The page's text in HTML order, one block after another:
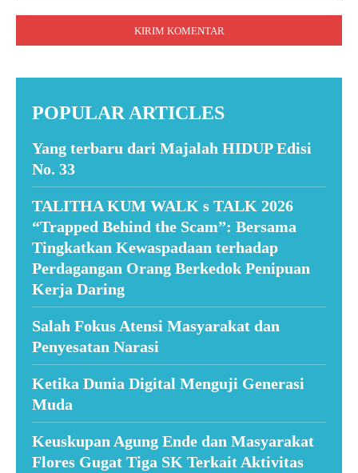
POPULAR ARTICLES
Yang terbaru dari Majalah HIDUP Edisi
No. 33
TALITHA KUM WALK s TALK 2026
“Trapped Behind the Scam”: Bersama
Tingkatkan Kewaspadaan terhadap
Perdagangan Orang Berkedok Penipuan
Kerja Daring
Salah Fokus Atensi Masyarakat dan
Penyesatan Narasi
Ketika Dunia Digital Menguji Generasi
Muda
Keuskupan Agung Ende dan Masyarakat
Flores Gugat Tiga SK Terkait Aktivitas